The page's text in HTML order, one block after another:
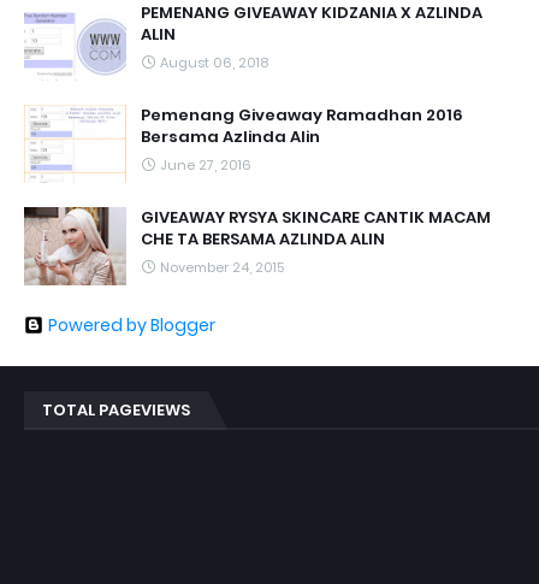
PEMENANG GIVEAWAY KIDZANIA X AZLINDA
ALIN
August 06, 2018
Pemenang Giveaway Ramadhan 2016
Bersama Azlinda Alin
June 27, 2016
GIVEAWAY RYSYA SKINCARE CANTIK MACAM
CHE TA BERSAMA AZLINDA ALIN
November 24, 2015
Powered by Blogger
TOTAL PAGEVIEWS